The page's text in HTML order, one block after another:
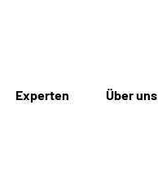
Experten Über